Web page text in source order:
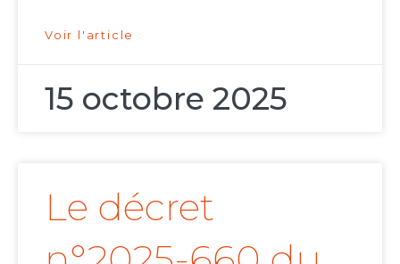
Voir l'article
15 octobre 2025
Le décret